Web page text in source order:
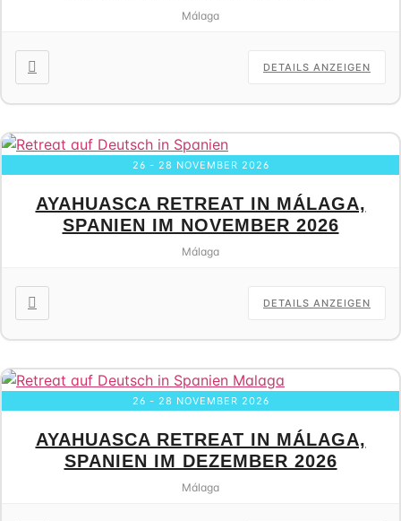
Málaga
DETAILS ANZEIGEN
26 - 28 NOVEMBER 2026
AYAHUASCA RETREAT IN MÁLAGA,
SPANIEN IM NOVEMBER 2026
Málaga
DETAILS ANZEIGEN
26 - 28 NOVEMBER 2026
AYAHUASCA RETREAT IN MÁLAGA,
SPANIEN IM DEZEMBER 2026
Málaga